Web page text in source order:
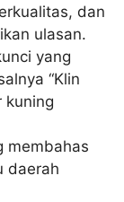
dan
ulasan.
yang
“Klin
kuning
membahas
daerah